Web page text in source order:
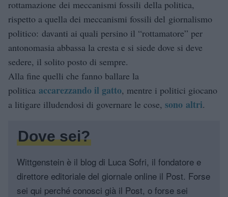
rottamazione dei meccanismi fossili della politica,
rispetto a quella dei meccanismi fossili del giornalismo
politico: davanti ai quali persino il “rottamatore” per
antonomasia abbassa la cresta e si siede dove si deve
sedere, il solito posto di sempre.
Alla fine quelli che fanno ballare la
politica accarezzando il gatto, mentre i politici giocano
a litigare illudendosi di governare le cose, sono altri.
Dove sei?
Wittgenstein è il blog di Luca Sofri, il fondatore e
direttore editoriale del giornale online il Post. Forse
sei qui perché conosci già il Post, o forse sei